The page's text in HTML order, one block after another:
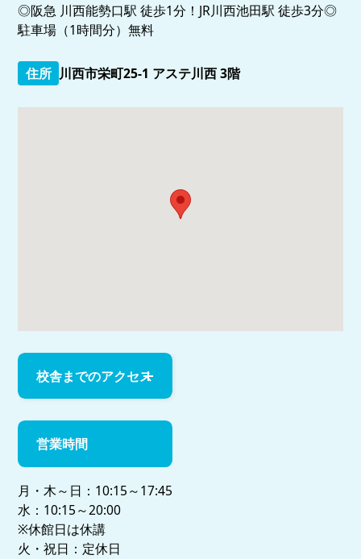
◎阪急 川西能勢口駅 徒歩1分！JR川西池田駅 徒歩3分◎
駐車場（1時間分）無料
住所 川西市栄町25-1 アステ川西 3階
校舎までのアクセス
営業時間
月・木～日：10:15～17:45
水：10:15～20:00
※休館日は休講
火・祝日：定休日